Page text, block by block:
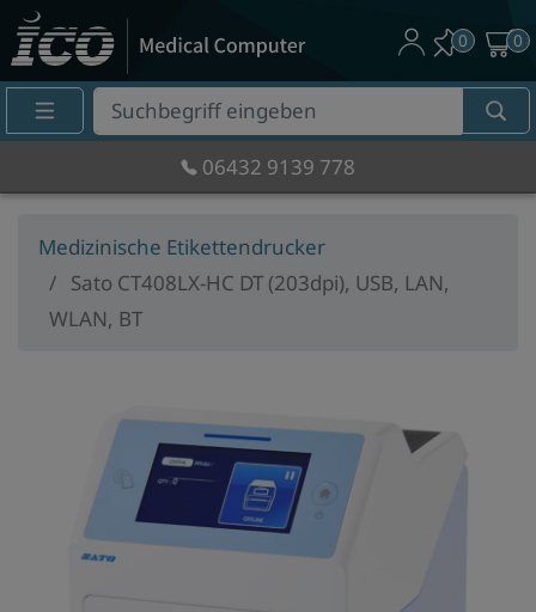
Suche
Eingabefeld
0 0
06432 9139 778
Medizinische Etikettendrucker
Sato CT408LX-HC DT (203dpi), USB, LAN,
WLAN, BT